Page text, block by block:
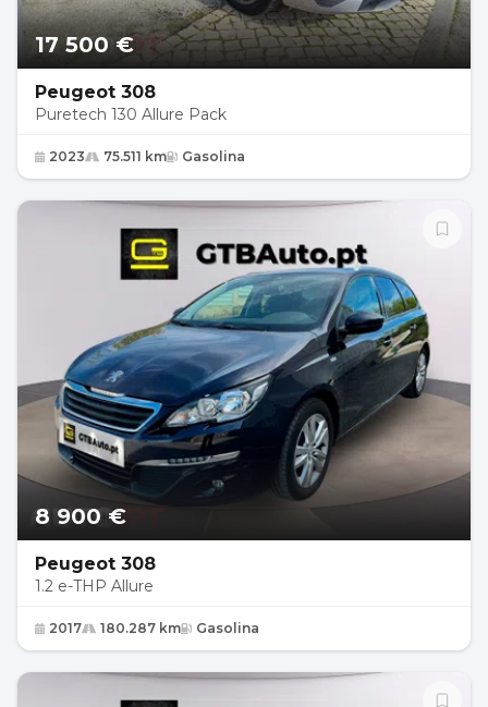
17 500 €
Peugeot 308
Puretech 130 Allure Pack
2023 75.511 km Gasolina
8 900 €
Peugeot 308
1.2 e-THP Allure
2017 180.287 km Gasolina